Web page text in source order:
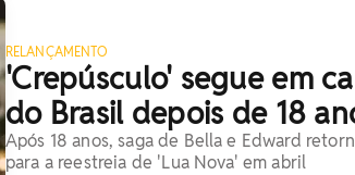
RELANÇAMENTO
'Crepúsculo' segue em
do Brasil depois de 18
Após 18 anos, saga de Bella e Edward
para a reestreia de 'Lua Nova' em abril